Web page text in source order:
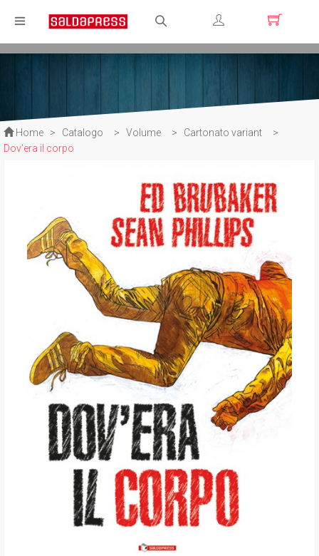
Registrati
Home > Catalogo > Volume > Cartonato variant
>
Dov'era il corpo